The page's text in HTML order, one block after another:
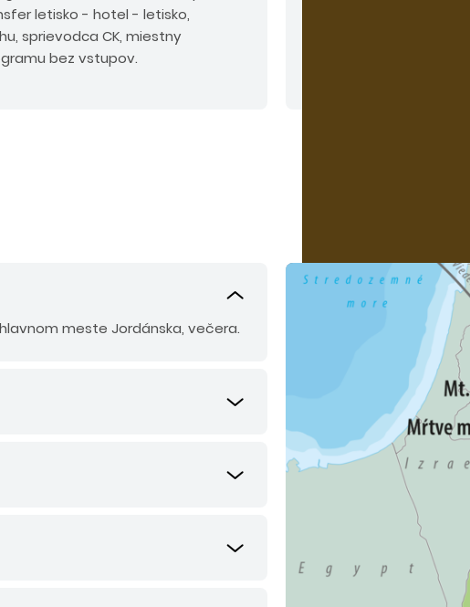
letisko - hotel - letisko,
sprievodca CK, miestny
bez vstupov.
meste Jordánska, večera.